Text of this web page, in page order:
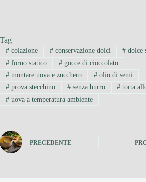
Tag
#colazione #conservazione dolci # dolce
#forno statico #gocce di cioccolato
#montare uova e zucchero #olio di semi
#prova stecchino #senza burro # torta
#uova a temperatura ambiente
PRECEDENTE